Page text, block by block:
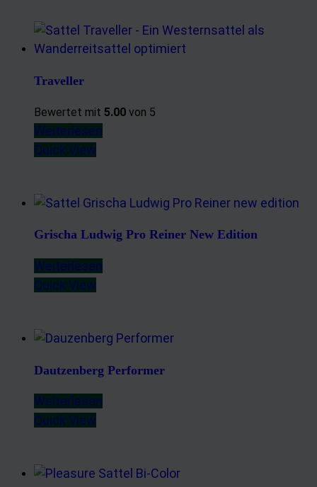
Traveller
Bewertet mit 5.00 von 5
Weiterlesen
Quick View
Grischa Ludwig Pro Reiner New Edition
Weiterlesen
Quick View
Dautzenberg Performer
Weiterlesen
Quick View